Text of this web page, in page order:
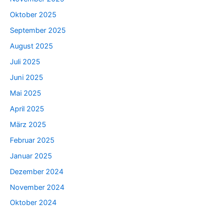
Oktober 2025
September 2025
August 2025
Juli 2025
Juni 2025
Mai 2025
April 2025
März 2025
Februar 2025
Januar 2025
Dezember 2024
November 2024
Oktober 2024